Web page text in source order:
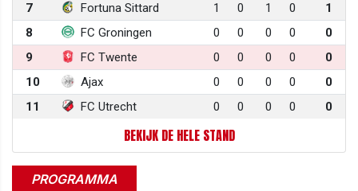
7
Fortuna Sittard 1 0 1 0
1
8
FC Groningen 0 0 0 0
0
9
FC Twente 0 0 0 0
0
10
Ajax 0 0 0 0
0
11
FC Utrecht 0 0 0 0 0
BEKIJK DE HELE STAND
PROGRAMMA